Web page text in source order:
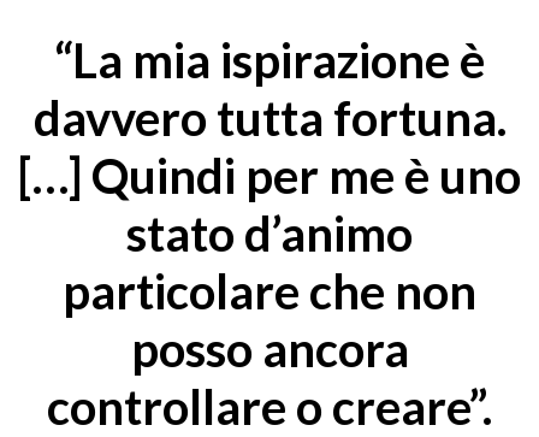
“La mia ispirazione è
davvero tutta fortuna.
[…] Quindi per me è uno
stato d’animo
particolare che non
posso ancora
controllare o creare”.